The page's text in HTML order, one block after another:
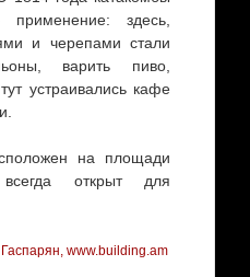
здесь,
и черепами стали
варить пиво,
устраивались кафе
на площади
открыт для
www.building.am